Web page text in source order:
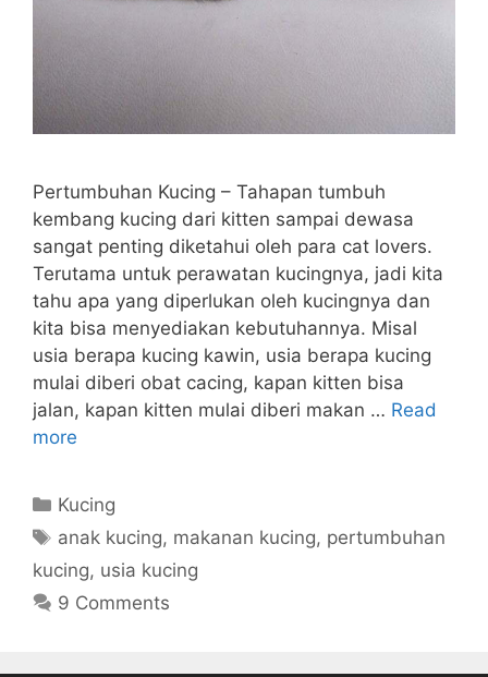
Pertumbuhan Kucing – Tahapan tumbuh
kembang kucing dari kitten sampai dewasa
sangat penting diketahui oleh para cat lovers.
Terutama untuk perawatan kucingnya, jadi kita
tahu apa yang diperlukan oleh kucingnya dan
kita bisa menyediakan kebutuhannya. Misal
usia berapa kucing kawin, usia berapa kucing
mulai diberi obat cacing, kapan kitten bisa
jalan, kapan kitten mulai diberi makan … Read
more
Categories
Kucing
Tags
anak kucing, makanan kucing, pertumbuhan
kucing, usia kucing
9 Comments